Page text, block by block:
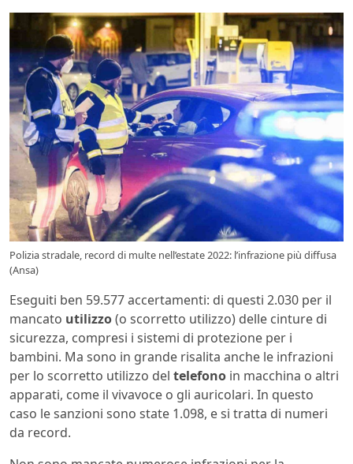
Polizia stradale, record di multe nell’estate 2022: l’infrazione più diffusa
(Ansa)
Eseguiti ben 59.577 accertamenti: di questi 2.030 per il
mancato utilizzo(o scorretto utilizzo) delle cinture di
sicurezza, compresi i sistemi di protezione per i
bambini. Ma sono in grande risalita anche le infrazioni
per lo scorretto utilizzo del telefono in macchina o altri
apparati, come il vivavoce o gli auricolari. In questo
caso le sanzioni sono state 1.098, e si tratta di numeri
da record.